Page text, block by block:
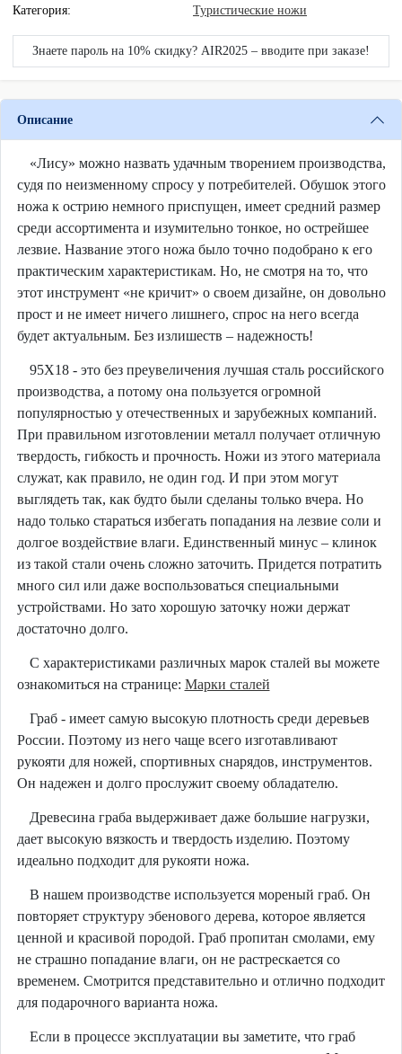
Категория:
Туристические ножи
Знаете пароль на 10% скидку? AIR2025 – вводите при заказе!
Описание
«Лису» можно назвать удачным творением производства,
судя по неизменному спросу у потребителей. Обушок этого
ножа к острию немного приспущен, имеет средний размер
среди ассортимента и изумительно тонкое, но острейшее
лезвие. Название этого ножа было точно подобрано к его
практическим характеристикам. Но, не смотря на то, что
этот инструмент «не кричит» о своем дизайне, он довольно
прост и не имеет ничего лишнего, спрос на него всегда
будет актуальным. Без излишеств – надежность!
95Х18 - это без преувеличения лучшая сталь российского
производства, а потому она пользуется огромной
популярностью у отечественных и зарубежных компаний.
При правильном изготовлении металл получает отличную
твердость, гибкость и прочность. Ножи из этого материала
служат, как правило, не один год. И при этом могут
выглядеть так, как будто были сделаны только вчера. Но
надо только стараться избегать попадания на лезвие соли и
долгое воздействие влаги. Единственный минус – клинок
из такой стали очень сложно заточить. Придется потратить
много сил или даже воспользоваться специальными
устройствами. Но зато хорошую заточку ножи держат
достаточно долго.
С характеристиками различных марок сталей вы можете
ознакомиться на странице: Марки сталей
Граб - имеет самую высокую плотность среди деревьев
России. Поэтому из него чаще всего изготавливают
рукояти для ножей, спортивных снарядов, инструментов.
Он надежен и долго прослужит своему обладателю.
Древесина граба выдерживает даже большие нагрузки,
дает высокую вязкость и твердость изделию. Поэтому
идеально подходит для рукояти ножа.
В нашем производстве используется мореный граб. Он
повторяет структуру эбенового дерева, которое является
ценной и красивой породой. Граб пропитан смолами, ему
не страшно попадание влаги, он не растрескается со
временем. Смотрится представительно и отлично подходит
для подарочного варианта ножа.
Если в процессе эксплуатации вы заметите, что граб